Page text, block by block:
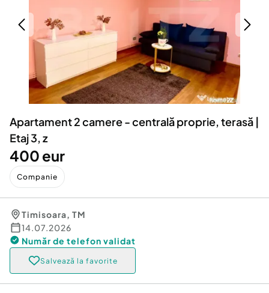
Servicii
Animale de companie
Afaceri și echipamente profesionale
Inchiriere Bunuri si Vehicule
Utilaje agricole si industriale
Piese auto si accesorii
Dacia Duster
Apartament 2 camere - centrală proprie, terasă |
Etaj 3, z
400 eur
Companie
Timisoara, TM
14.07.2026
Număr de telefon validat
Salvează la favorite